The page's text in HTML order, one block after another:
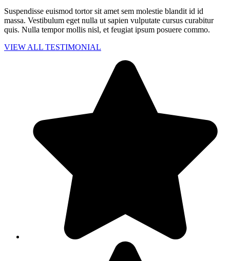
Suspendisse euismod tortor sit amet sem molestie blandit id id
massa. Vestibulum eget nulla ut sapien vulputate cursus curabitur
quis. Nulla tempor mollis nisl, et feugiat ipsum posuere commo.
VIEW ALL TESTIMONIAL